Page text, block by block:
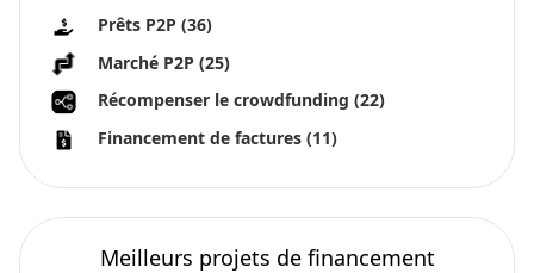
Prêts P2P (36)
Marché P2P (25)
Récompenser le crowdfunding (22)
Financement de factures (11)
Meilleurs projets de financement